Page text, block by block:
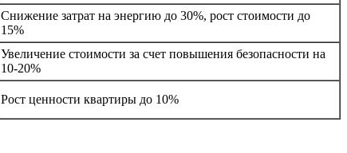
Снижение затрат на энергию до 30%, рост стоимости до
15%
Увеличение стоимости за счет повышения безопасности на
10-20%
Рост ценности квартиры до 10%